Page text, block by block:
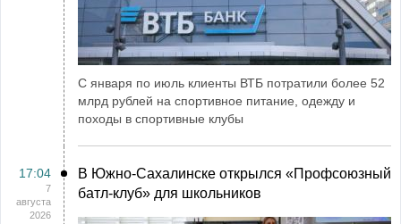
С января по июль клиенты ВТБ потратили более 52
млрд рублей на спортивное питание, одежду и
походы в спортивные клубы
17:04
7
августа
2026
В Южно-Сахалинске открылся «Профсоюзный
батл-клуб» для школьников